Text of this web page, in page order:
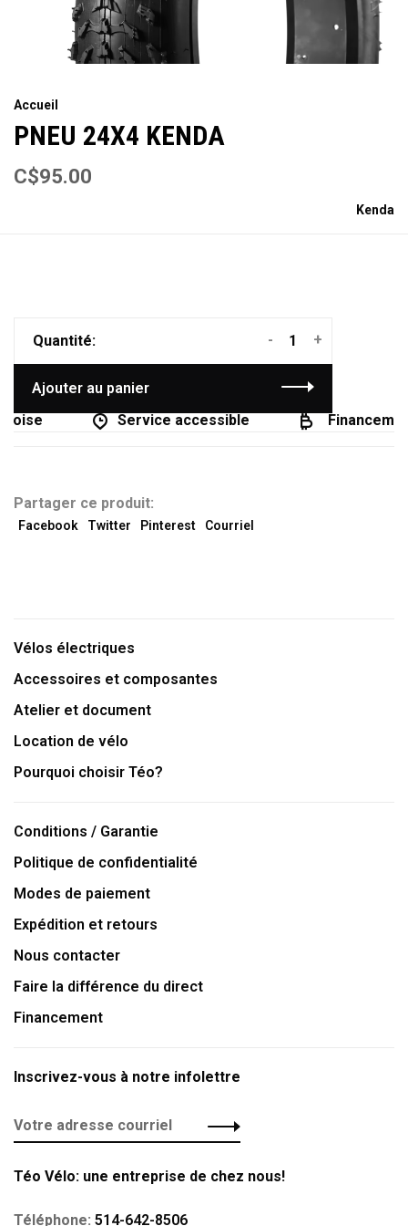
Accueil
PNEU 24X4 KENDA
C$95.00
Kenda
Quantité: +
-
Ajouter au panier
Service accessible
Partager ce produit:
Facebook Twitter Pinterest Courriel
Vélos électriques
Accessoires et composantes
Atelier et document
Location de vélo
Pourquoi choisir Téo?
Conditions / Garantie
Politique de confidentialité
Modes de paiement
Expédition et retours
Nous contacter
Faire la différence du direct
Financement
Inscrivez-vous à notre infolettre
Téo Vélo: une entreprise de chez nous!
Téléphone: 514-642-8506